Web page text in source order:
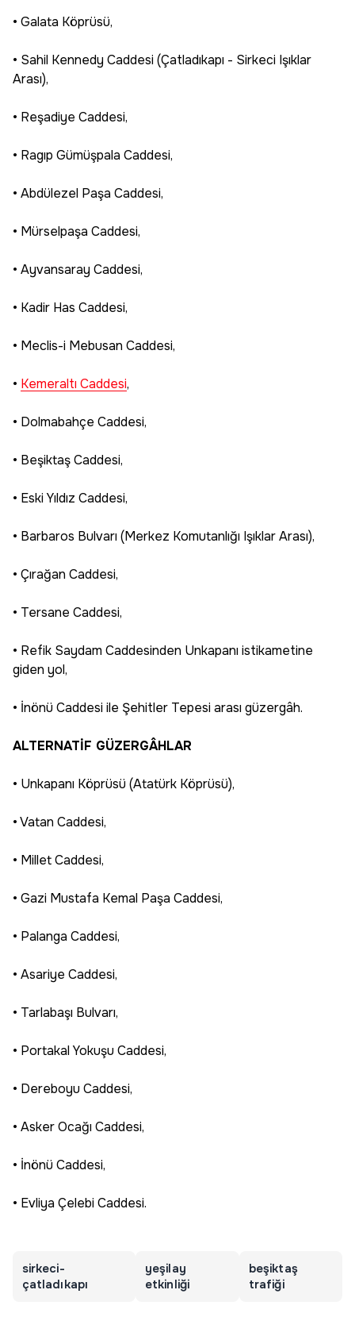
• Galata Köprüsü,
• Sahil Kennedy Caddesi (Çatladıkapı - Sirkeci Işıklar
Arası),
• Reşadiye Caddesi,
• Ragıp Gümüşpala Caddesi,
• Abdülezel Paşa Caddesi,
• Mürselpaşa Caddesi,
• Ayvansaray Caddesi,
• Kadir Has Caddesi,
• Meclis-i Mebusan Caddesi,
• Kemeraltı Caddesi,
• Dolmabahçe Caddesi,
• Beşiktaş Caddesi,
• Eski Yıldız Caddesi,
• Barbaros Bulvarı (Merkez Komutanlığı Işıklar Arası),
• Çırağan Caddesi,
• Tersane Caddesi,
• Refik Saydam Caddesinden Unkapanı istikametine
giden yol,
• İnönü Caddesi ile Şehitler Tepesi arası güzergâh.
ALTERNATİF GÜZERGÂHLAR
• Unkapanı Köprüsü (Atatürk Köprüsü),
• Vatan Caddesi,
• Millet Caddesi,
• Gazi Mustafa Kemal Paşa Caddesi,
• Palanga Caddesi,
• Asariye Caddesi,
• Tarlabaşı Bulvarı,
• Portakal Yokuşu Caddesi,
• Dereboyu Caddesi,
• Asker Ocağı Caddesi,
• İnönü Caddesi,
• Evliya Çelebi Caddesi.
sirkeci-
çatladıkapı
yeşilay
etkinliği
beşiktaş
trafiği